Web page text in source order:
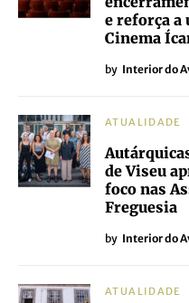
e reforça a
Cinema
by Interior do
ATUALIDADE
de Viseu
foco nas
Freguesia
by Interior do
ATUALIDADE